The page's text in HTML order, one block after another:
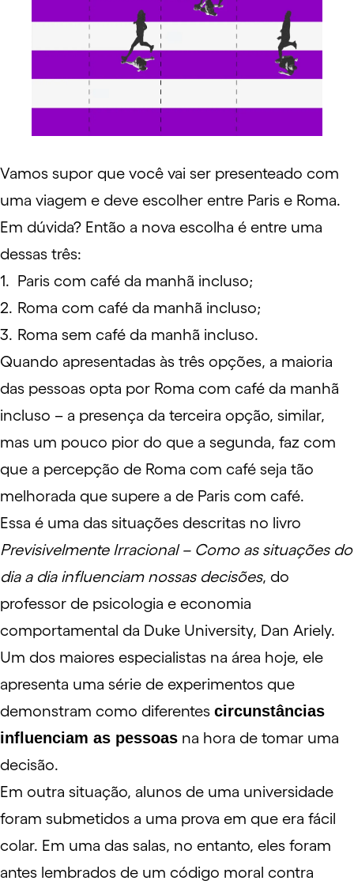
Vamos supor que você vai ser presenteado com
uma viagem e deve escolher entre Paris e Roma.
Em dúvida? Então a nova escolha é entre uma
dessas três:
Paris com café da manhã incluso;
Roma com café da manhã incluso;
Roma sem café da manhã incluso.
Quando apresentadas às três opções, a maioria
das pessoas opta por Roma com café da manhã
incluso – a presença da terceira opção, similar,
mas um pouco pior do que a segunda, faz com
que a percepção de Roma com café seja tão
melhorada que supere a de Paris com café.
Essa é uma das situações descritas no livro
Previsivelmente Irracional – Como as situações do
dia a dia influenciam nossas decisões, do
professor de psicologia e economia
comportamental da Duke University, Dan Ariely.
Um dos maiores especialistas na área hoje, ele
apresenta uma série de experimentos que
demonstram como diferentes circunstâncias
influenciam as pessoas na hora de tomar uma
decisão.
Em outra situação, alunos de uma universidade
foram submetidos a uma prova em que era fácil
colar. Em uma das salas, no entanto, eles foram
antes lembrados de um código moral contra